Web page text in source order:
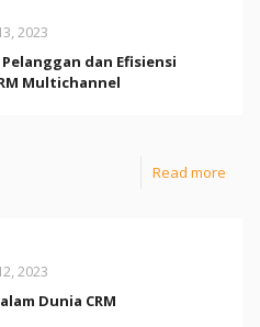
2023
dan Efisiensi
Multichannel
Read more
2023
Dunia CRM